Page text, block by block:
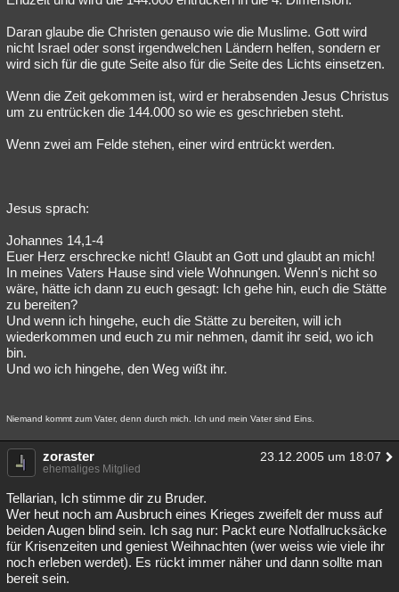
Daran glaube die Christen genauso wie die Muslime. Gott wird
nicht Israel oder sonst irgendwelchen Ländern helfen, sondern er
wird sich für die gute Seite also für die Seite des Lichts einsetzen.
Wenn die Zeit gekommen ist, wird er herabsenden Jesus Christus
um zu entrücken die 144.000 so wie es geschrieben steht.
Wenn zwei am Felde stehen, einer wird entrückt werden.
Jesus sprach:
Johannes 14,1-4
Euer Herz erschrecke nicht! Glaubt an Gott und glaubt an mich!
In meines Vaters Hause sind viele Wohnungen. Wenn's nicht so
wäre, hätte ich dann zu euch gesagt: Ich gehe hin, euch die Stätte
zu bereiten?
Und wenn ich hingehe, euch die Stätte zu bereiten, will ich
wiederkommen und euch zu mir nehmen, damit ihr seid, wo ich
bin.
Und wo ich hingehe, den Weg wißt ihr.
Niemand kommt zum Vater, denn durch mich. Ich und mein Vater sind Eins.
zoraster 23.12.2005 um 18:07
ehemaliges Mitglied
Tellarian, Ich stimme dir zu Bruder.
Wer heut noch am Ausbruch eines Krieges zweifelt der muss auf
beiden Augen blind sein. Ich sag nur: Packt eure Notfallrucksäcke
für Krisenzeiten und geniest Weihnachten (wer weiss wie viele ihr
noch erleben werdet). Es rückt immer näher und dann sollte man
bereit sein.